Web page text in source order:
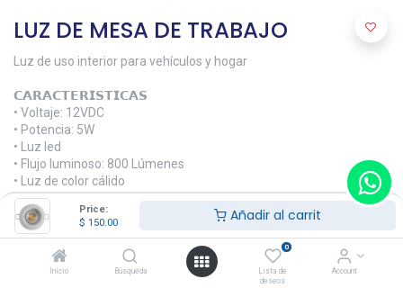
Price:
$ 150.00 Añadir al carrit
Inicio Búsqueda
0
Lista de
deseos
Account
LUZ DE MESA DE TRABAJO
Luz de uso interior para vehículos y hogar
𝗖𝗔𝗥𝗔𝗖𝗧𝗘𝗥𝗜𝗦𝗧𝗜𝗖𝗔𝗦
• Voltaje: 12VDC
• Potencia: 5W
• Luz led
• Flujo luminoso: 800 Lúmenes
• Luz de color cálido
𝗗𝗜𝗠𝗘𝗡𝗦𝗜𝗢𝗡𝗘𝗦
• Ø 8 CM
𝗠𝗔𝗧𝗘𝗥𝗜𝗔𝗟𝗘𝗦